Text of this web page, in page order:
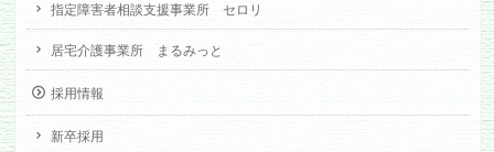
指定障害者相談支援事業所 セロリ
居宅介護事業所 まるみっと
採用情報
新卒採用